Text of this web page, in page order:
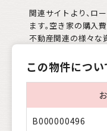
関連サイトより、ロ
ます。空き家の購入
不動産関連の様々な
この物件につ
B000000496